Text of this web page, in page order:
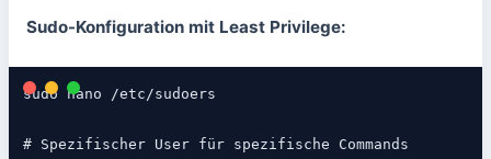
Sudo-Konfiguration mit Least Privilege:
sudo nano /etc/sudoers
# Spezifischer User für spezifische Commands